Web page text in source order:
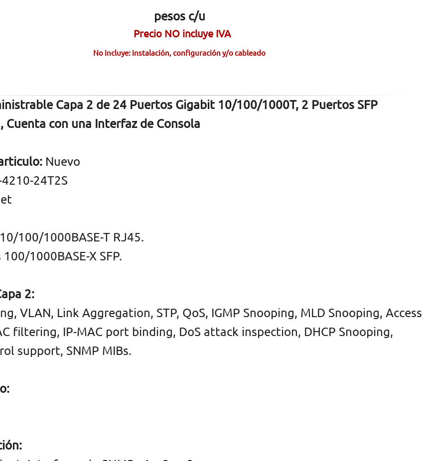
pesos c/u
Precio NO incluye IVA
No incluye: instalación, configuración y/o cableado
Capa 2 de 24 Puertos Gigabit 10/100/1000T, 2 Puertos SFP
Cuenta con una Interfaz de Consola
Nuevo
4210-24T2S
100/1000BASE-T RJ45.
1000BASE-X SFP.
2:
VLAN, Link Aggregation, STP, QoS, IGMP Snooping, MLD Snooping, Access
filtering, IP-MAC port binding, DoS attack inspection, DHCP Snooping,
support, SNMP MIBs.